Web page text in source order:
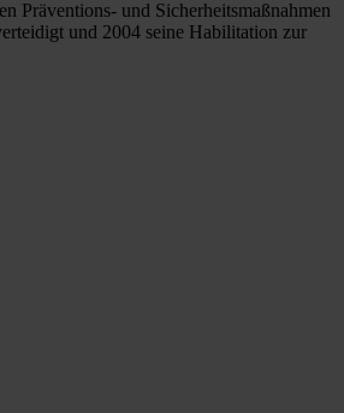
Präventions- und Sicherheitsmaßnahmen
und 2004 seine Habilitation zur